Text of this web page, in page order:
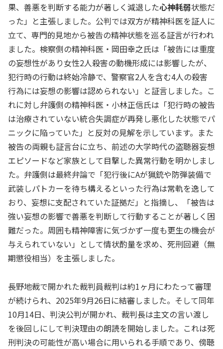
果、善悪を判断する能力が著しく減退した心神耗弱状態だ
った」と主張しました。公判では双方が精神科医を証人に
立て、専門的見地から被告の精神状態を巡る証言が行われ
ました。検察側の精神科医・岡田幸之氏は「被告には重度
の妄想性があり女性2人殺害の動機形成には影響したが、
犯行時の行動は終始冷静で、警察官2人を含む4人の殺害
行為には妄想の影響は認められない」と証言しました。こ
れに対し弁護側の精神科医・小林正信氏は「犯行時の被告
は治療されていない統合失調症が再発し悪化した状態でパ
ニックに陥っていた」と反対の見解を示しています。また
被告の両親も証言台に立ち、前述の大学時代の盗聴器妄想
エピソードなど家族として目撃した異常行動を明かしまし
た。弁護側は最終弁論で「犯行後にAが猟銃や防弾装備で
武装しパトカーを待ち構えるといった行為は常軌を逸して
おり、妄想に支配されていた証拠だ」と指摘し、「被告は
強い妄想の影響で善悪を判断して行動することが著しく困
難だった。周囲も精神障害に気づかず一度も更生の機会が
与えられていない」として情状酌量を求め、死刑回避（無
期懲役相当）を主張しました。
長野地裁で開かれた裁判員裁判は約1ヶ月にわたって審理
が続けられ、2025年9月26日に結審しました。そして同年
10月14日、判決公判が開かれ、裁判長は主文の言い渡し
を後回しにして判決理由の朗読を開始しました。これは死
刑判決の可能性が高い場合に用いられる手順であり、傍聴